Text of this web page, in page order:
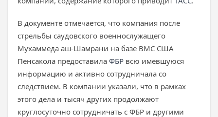
В документе отмечается, что компания после
стрельбы саудовского военнослужащего
Мухаммеда аш-Шамрани на базе ВМС США
Пенсакола предоставила ФБР всю имевшуюся
информацию и активно сотрудничала со
следствием. В компании указали, что в рамках
этого дела и тысяч других продолжают
круглосуточно сотрудничать с ФБР и другими